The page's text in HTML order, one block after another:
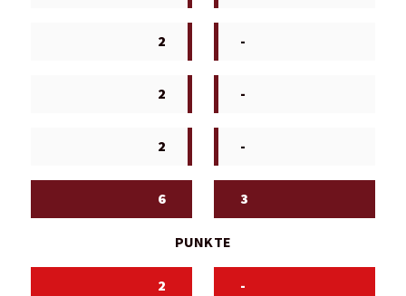
2 -
2 -
2 -
6 3
PUNKTE
2 -